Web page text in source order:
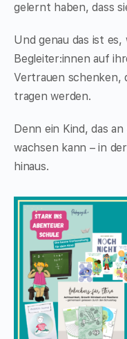
gelernt haben, dass
Und genau das ist
Begleiter:innen auf
Vertrauen schenken,
tragen werden.
Denn ein Kind, das
wachsen kann – in
hinaus.